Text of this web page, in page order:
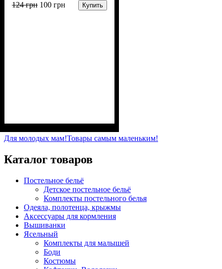
124грн 100 грн Купить
Для молодых мам!Товары самым маленьким!
Каталог товаров
Постельное бельё
Детское постельное бельё
Комплекты постельного белья
Одеяла, полотенца, крыжмы
Аксессуары для кормления
Вышиванки
Ясельный
Комплекты для малышей
Боди
Костюмы